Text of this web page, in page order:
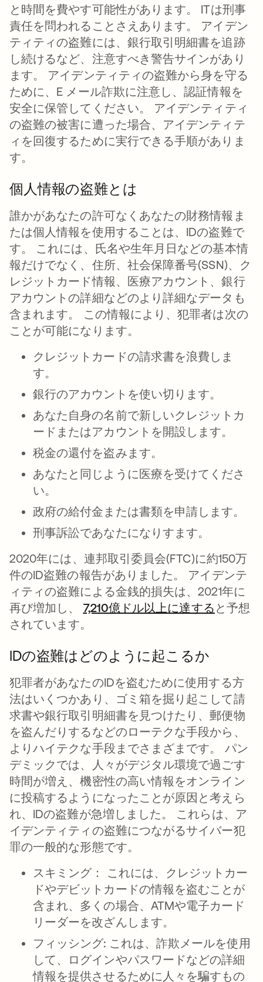
と時間を費やす可能性があります。 ITは刑事
責任を問われることさえあります。 アイデン
ティティの盗難には、銀行取引明細書を追跡
し続けるなど、注意すべき警告サインがあり
ます。 アイデンティティの盗難から身を守る
ために、E メール詐欺に注意し、認証情報を
安全に保管してください。 アイデンティティ
の盗難の被害に遭った場合、アイデンティテ
ィを回復するために実行できる手順がありま
す。
個人情報の盗難とは
誰かがあなたの許可なくあなたの財務情報ま
たは個人情報を使用することは、IDの盗難で
す。 これには、氏名や生年月日などの基本情
報だけでなく、住所、社会保障番号(SSN)、ク
レジットカード情報、医療アカウント、銀行
アカウントの詳細などのより詳細なデータも
含まれます。 この情報により、犯罪者は次の
ことが可能になります。
クレジットカードの請求書を浪費しま
す。
銀行のアカウントを使い切ります。
あなた自身の名前で新しいクレジットカ
ードまたはアカウントを開設します。
税金の還付を盗みます。
あなたと同じように医療を受けてくださ
い。
政府の給付金または書類を申請します。
刑事訴訟であなたになりすます。
2020年には、連邦取引委員会(FTC)に約150万
件のID盗難の報告がありました。 アイデンテ
ィティの盗難による金銭的損失は、2021年に
再び増加し、 7,210億ドル以上に達する 新しい
と予想
されています。
IDの盗難はどのように起こるか
犯罪者があなたのIDを盗むために使用する方
法はいくつかあり、ゴミ箱を掘り起こして請
求書や銀行取引明細書を見つけたり、郵便物
を盗んだりするなどのローテクな手段から、
よりハイテクな手段までさまざまです。 パン
デミックでは、人々がデジタル環境で過ごす
時間が増え、機密性の高い情報をオンライン
に投稿するようになったことが原因と考えら
れ、IDの盗難が急増しました。 これらは、ア
イデンティティの盗難につながるサイバー犯
罪の一般的な形態です。
スキミング：
これには、クレジットカー
ドやデビットカードの情報を盗むことが
含まれ、多くの場合、ATMや電子カード
リーダーを改ざんします。
フィッシング: これは、詐欺メールを使用
して、ログインやパスワードなどの詳細
情報を提供させるために人々を騙すもの